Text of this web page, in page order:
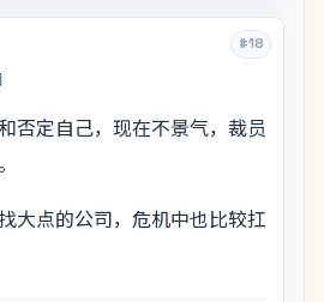
#18
否定自己，现在不景气，裁员
大点的公司，危机中也比较扛